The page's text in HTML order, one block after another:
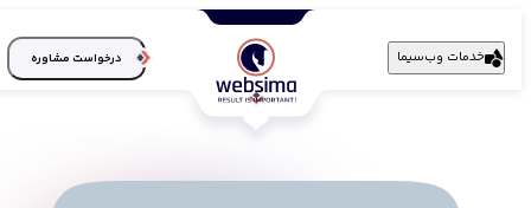
خدمات وب‌سیما درخواست مشاوره